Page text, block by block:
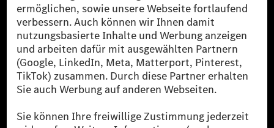
[2] Renewable Charging ist ein integraler Bestandteil von MB.CHARGE
Public in Europa, den USA, Kanada und China. Sofern an der jeweiligen
Ladestation noch kein Strom aus erneuerbaren Energien vorliegt,
verwendet Renewable Charging Grünstromzertifikate*. Diese stellen
sicher, dass für Ladevorgänge über MB.CHARGE Public eine äquivalente
Strommenge aus erneuerbaren Energien ins Stromnetz eingespeist wird.
Sie stammen ausschließlich aus Wind- und Solarkraftanlagen, die jünger
als sechs Jahre sind.
* Inkl. EKOenergy Ökolabel
* Die angegebenen Werte wurden nach dem vorgeschriebenen
Messverfahren WLTP (Worldwide harmonised Light vehicles Test